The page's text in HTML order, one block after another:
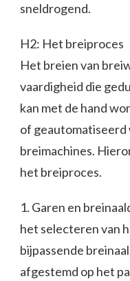
sneldrogend.
H2: Het breiproces
Het breien van
vaardigheid die
kan met de hand
of geautomatiseerd
breimachines.
het breiproces.
1. Garen en
het selecteren van
bijpassende
afgestemd op het